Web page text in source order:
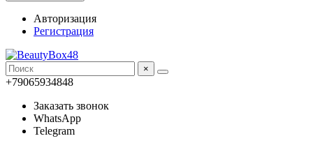
Авторизация
Регистрация
×
+79065934848
Заказать звонок
WhatsApp
Telegram